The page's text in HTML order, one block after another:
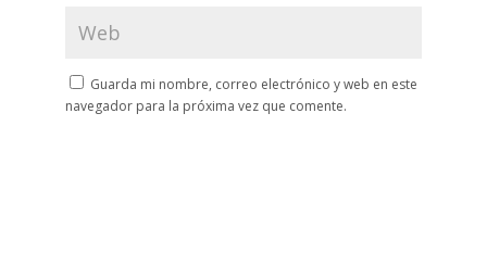
Guarda mi nombre, correo electrónico y web en este
navegador para la próxima vez que comente.